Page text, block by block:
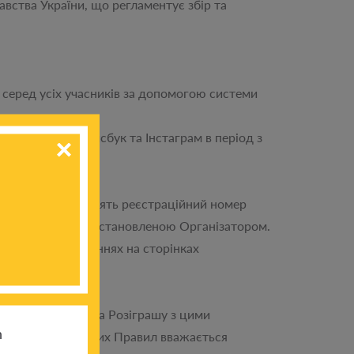
України, що регламентує збір та
усіх учасників за допомогою системи
Ютуб, Фейсбук та Інстаграм в період з
та містять реєстраційний номер
за формою, встановленою Організатором.
повідомленнях на сторінках
згоду учасника Розіграшу з цими
виконання цих Правил вважається